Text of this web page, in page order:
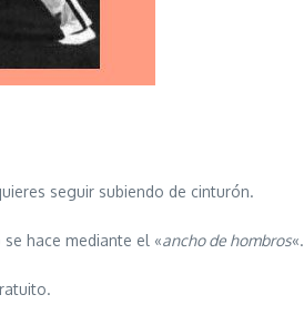
seguir subiendo de cinturón.
hace mediante el «ancho de hombros«.